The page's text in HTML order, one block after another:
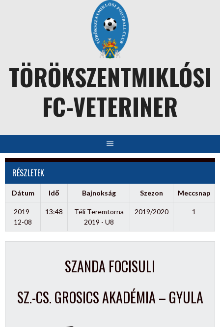
TÖRÖKSZENTMIKLÓSI
FC-VETERINER
RÉSZLETEK
Dátum Idő Bajnokság Szezon Meccsnap
2019-
12-08
13:48
Téli Teremtorna
2019 - U8
2019/2020 1
SZANDA FOCISULI
SZ.-CS. GROSICS AKADÉMIA – GYULA